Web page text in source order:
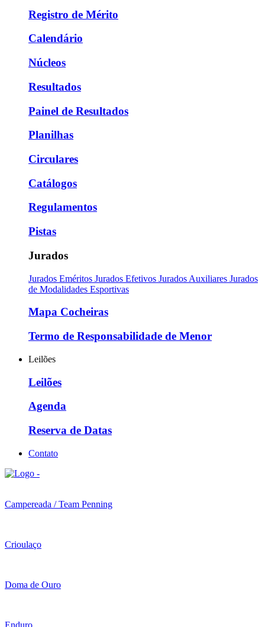
Registro de Mérito
Calendário
Núcleos
Resultados
Painel de Resultados
Planilhas
Circulares
Catálogos
Regulamentos
Pistas
Jurados
Jurados Eméritos Jurados Efetivos Jurados Auxiliares Jurados
de Modalidades Esportivas
Mapa Cocheiras
Termo de Responsabilidade de Menor
Leilões
Leilões
Agenda
Reserva de Datas
Contato
Campereada / Team Penning
Crioulaço
Doma de Ouro
Enduro